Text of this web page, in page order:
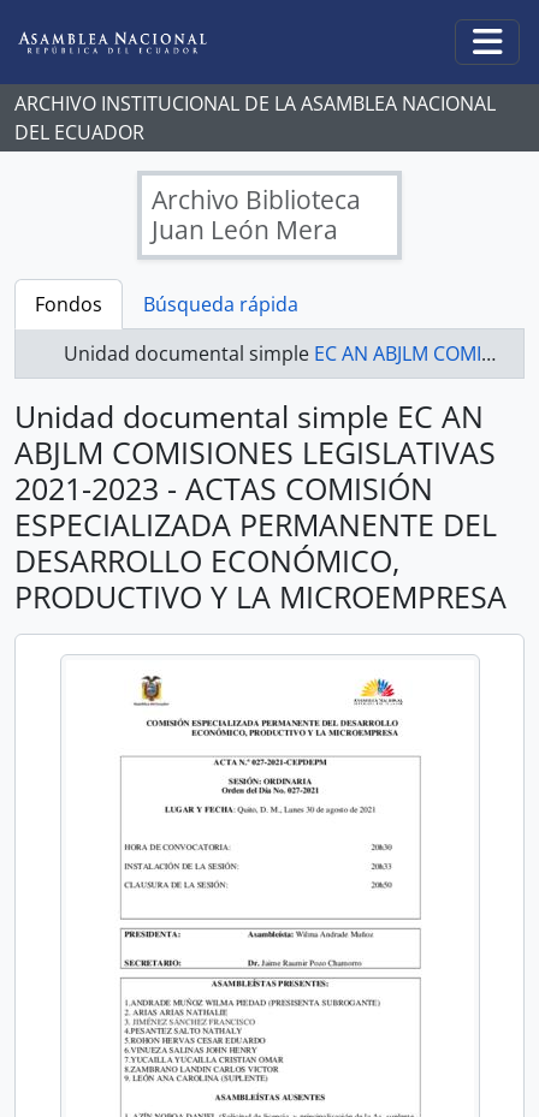
ARCHIVO INSTITUCIONAL DE LA ASAMBLEA NACIONAL
DEL ECUADOR
Archivo Biblioteca
Juan León Mera
Fondos
Búsqueda rápida
Unidad documental simple EC AN ABJLM COMISIONES LEGISLATIVAS 2021-2023 - ACTAS COMISIÓN ESPECIALIZADA PERMANENTE DEL DESARROLLO ECONÓMICO, PRODUCTIVO Y LA MICROEMPRESA
Unidad documental simple EC AN
ABJLM COMISIONES LEGISLATIVAS
2021-2023 - ACTAS COMISIÓN
ESPECIALIZADA PERMANENTE DEL
DESARROLLO ECONÓMICO,
PRODUCTIVO Y LA MICROEMPRESA